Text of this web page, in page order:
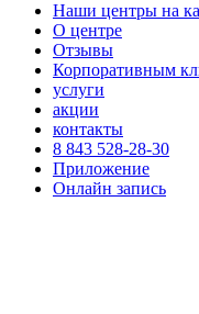
Наши центры на
О центре
Отзывы
Корпоративным
услуги
акции
контакты
8 843 528-28-30
Приложение
Онлайн запись